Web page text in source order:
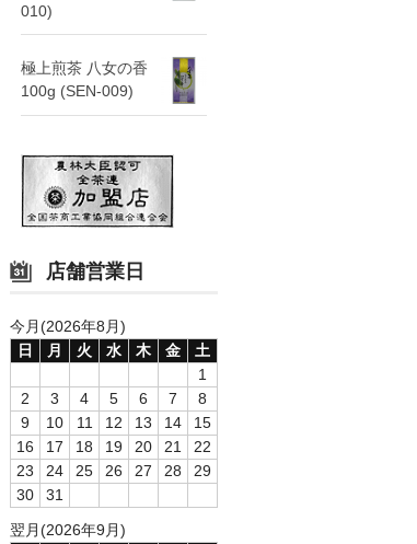
010)
極上煎茶 八女の香
100g (SEN-009)
店舗営業日
今月(2026年8月)
日
月 火 水 木 金
土
1
2
3 4 5 6 7
8
9
10 11 12 13 14
15
16
17 18 19 20 21
22
23
24 25 26 27 28
29
30
31
翌月(2026年9月)